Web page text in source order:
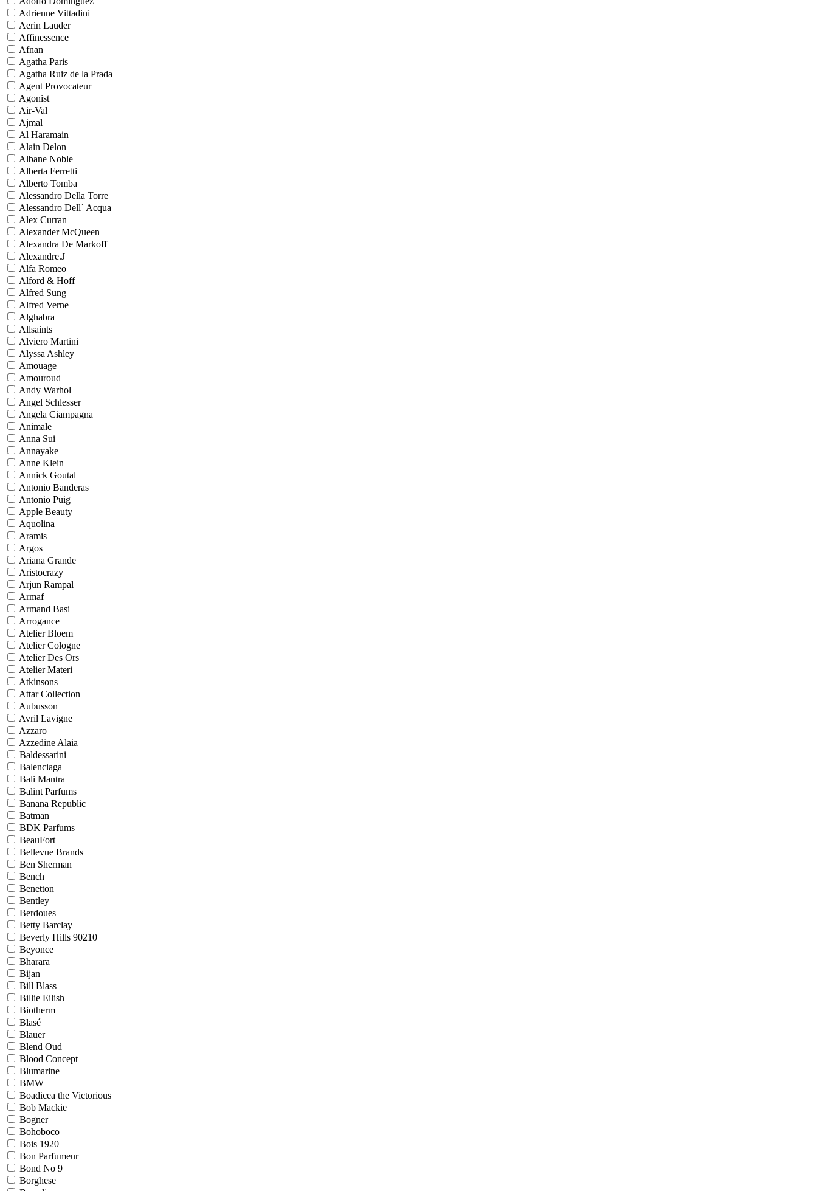
Adrienne Vittadini
Aerin Lauder
Affinessence
Afnan
Agatha Paris
Agatha Ruiz de la Prada
Agent Provocateur
Agonist
Air-Val
Ajmal
Al Haramain
Alain Delon
Albane Noble
Alberta Ferretti
Alberto Tomba
Alessandro Della Torre
Alessandro Dell` Acqua
Alex Curran
Alexander McQueen
Alexandra De Markoff
Alexandre.J
Alfa Romeo
Alford & Hoff
Alfred Sung
Alfred Verne
Alghabra
Allsaints
Alviero Martini
Alyssa Ashley
Amouage
Amouroud
Andy Warhol
Angel Schlesser
Angela Ciampagna
Animale
Anna Sui
Annayake
Anne Klein
Annick Goutal
Antonio Banderas
Antonio Puig
Apple Beauty
Aquolina
Aramis
Argos
Ariana Grande
Aristocrazy
Arjun Rampal
Armaf
Armand Basi
Arrogance
Atelier Bloem
Atelier Cologne
Atelier Des Ors
Atelier Materi
Atkinsons
Attar Collection
Aubusson
Avril Lavigne
Azzaro
Azzedine Alaia
Baldessarini
Balenciaga
Bali Mantra
Balint Parfums
Banana Republic
Batman
BDK Parfums
BeauFort
Bellevue Brands
Ben Sherman
Bench
Benetton
Bentley
Berdoues
Betty Barclay
Beverly Hills 90210
Beyonce
Bharara
Bijan
Bill Blass
Billie Eilish
Biotherm
Blasé
Blauer
Blend Oud
Blood Concept
Blumarine
BMW
Boadicea the Victorious
Bob Mackie
Bogner
Bohoboco
Bois 1920
Bon Parfumeur
Bond No 9
Borghese